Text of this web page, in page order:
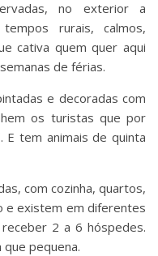
no exterior a
rurais, calmos,
cativa quem quer aqui
de férias.
e decoradas com
os turistas que por
E tem animais de quinta
com cozinha, quartos,
e existem em diferentes
2 a 6 hóspedes.
pequena.